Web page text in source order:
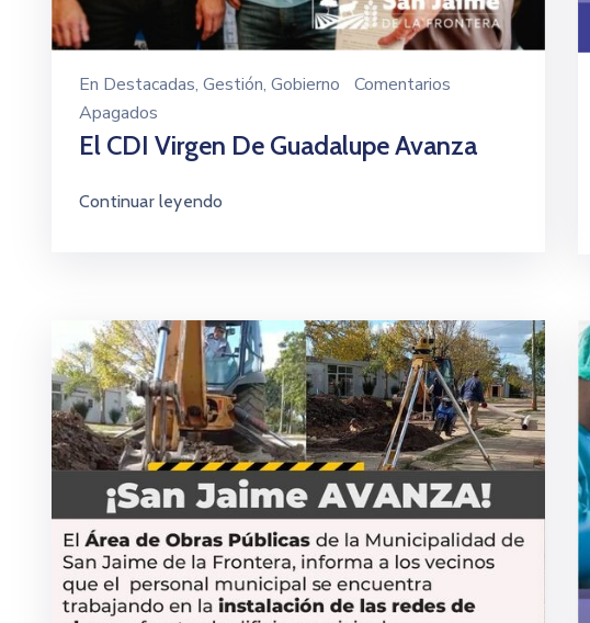
En Destacadas‚ Gestión‚ Gobierno
Comentarios
Apagados
El CDI Virgen De Guadalupe Avanza
Continuar leyendo